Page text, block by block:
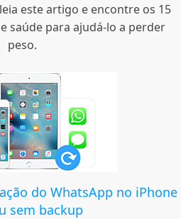
este artigo e encontre os 15
saúde para ajudá-lo a perder
peso.
do WhatsApp no ​​iPhone
sem backup